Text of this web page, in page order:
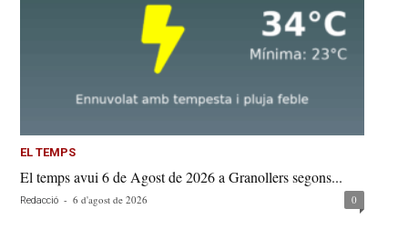
EL TEMPS
El temps avui 6 de Agost de 2026 a Granollers segons...
Redacció - 6 d'agost de 2026 0